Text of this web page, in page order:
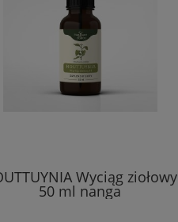
Wyciąg ziołowy
50 ml nanga